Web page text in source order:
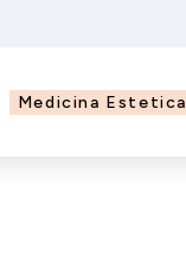
Medicina Estetica